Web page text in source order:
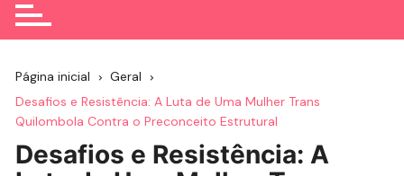
Página inicial
Geral
Desafios e Resistência: A Luta de Uma Mulher Trans
Quilombola Contra o Preconceito Estrutural
Desafios e Resistência: A